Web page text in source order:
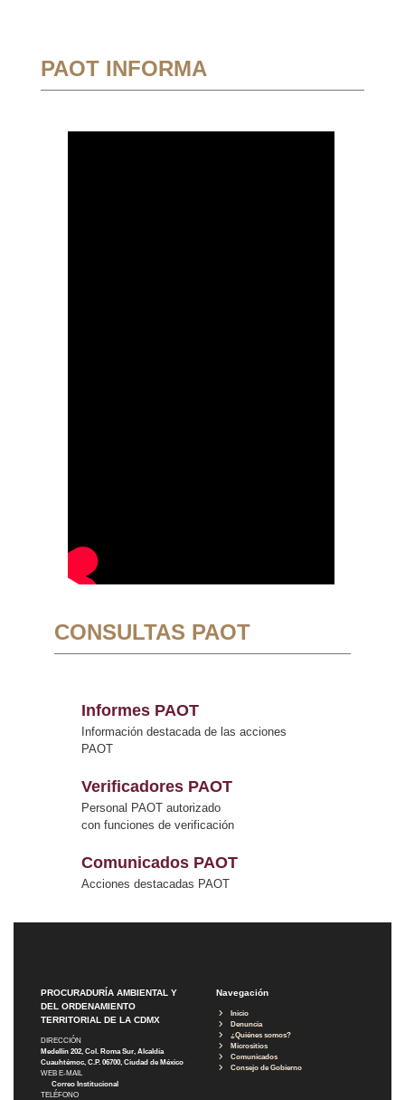
PAOT INFORMA
CONSULTAS PAOT
Informes PAOT
Información destacada de las acciones
PAOT
Verificadores PAOT
Personal PAOT autorizado
con funciones de verificación
Comunicados PAOT
Acciones destacadas PAOT
PROCURADURÍA AMBIENTAL Y
DEL ORDENAMIENTO
TERRITORIAL DE LA CDMX
DIRECCIÓN
Medellín 202, Col. Roma Sur, Alcaldía
Cuauhtémoc, C.P. 06700, Ciudad de México
WEB E-MAIL
Correo Institucional
TELÉFONO
Navegación
Inicio
Denuncia
¿Quiénes somos?
Micrositios
Comunicados
Consejo de Gobierno